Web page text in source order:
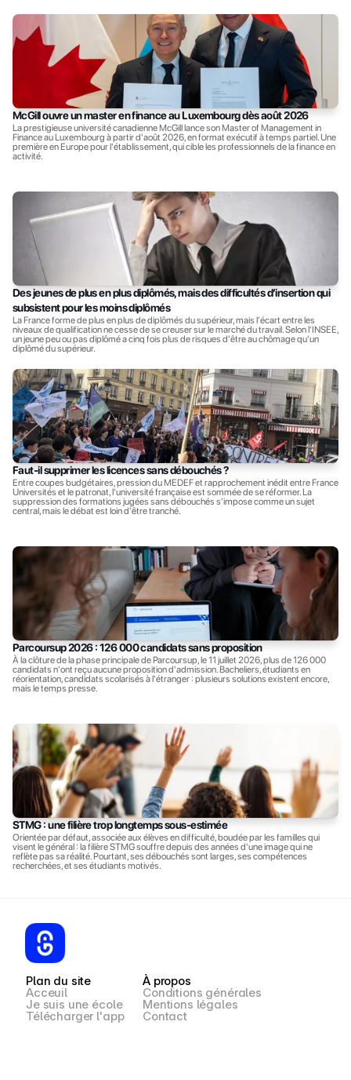
McGill ouvre un master en finance au Luxembourg dès août 2026
La prestigieuse université canadienne McGill lance son Master of Management in
Finance au Luxembourg à partir d'août 2026, en format exécutif à temps partiel. Une
première en Europe pour l'établissement, qui cible les professionnels de la finance en
activité.
Des jeunes de plus en plus diplômés, mais des difficultés d’insertion qui
subsistent pour les moins diplômés
La France forme de plus en plus de diplômés du supérieur, mais l'écart entre les
niveaux de qualification ne cesse de se creuser sur le marché du travail. Selon l'INSEE,
un jeune peu ou pas diplômé a cinq fois plus de risques d'être au chômage qu'un
diplômé du supérieur.
Faut-il supprimer les licences sans débouchés ?
Entre coupes budgétaires, pression du MEDEF et rapprochement inédit entre France
Universités et le patronat, l'université française est sommée de se réformer. La
suppression des formations jugées sans débouchés s'impose comme un sujet
central, mais le débat est loin d'être tranché.
Parcoursup 2026 : 126 000 candidats sans proposition
À la clôture de la phase principale de Parcoursup, le 11 juillet 2026, plus de 126 000
candidats n'ont reçu aucune proposition d'admission. Bacheliers, étudiants en
réorientation, candidats scolarisés à l'étranger : plusieurs solutions existent encore,
mais le temps presse.
STMG : une filière trop longtemps sous-estimée
Orientée par défaut, associée aux élèves en difficulté, boudée par les familles qui
visent le général : la filière STMG souffre depuis des années d'une image qui ne
reflète pas sa réalité. Pourtant, ses débouchés sont larges, ses compétences
recherchées, et ses étudiants motivés.
Plan du site
Acceuil
Je suis une école
Télécharger l'app
À propos
Conditions générales
Mentions légales
Contact